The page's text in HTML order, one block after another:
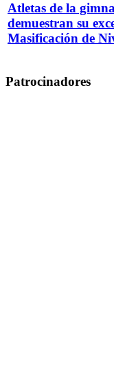
Atletas de la
demuestran su
Masificación de
Patrocinadores